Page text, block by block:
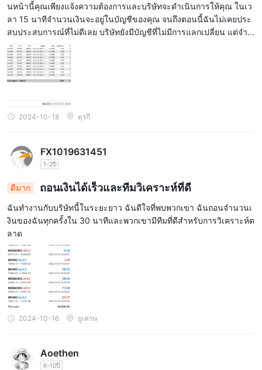
นหน้านี้คุณเพียงแจ้งความต้องการและบริษัทจะดำเนินการให้คุณ ในเว
ลา 15 นาทีจำนวนเงินจะอยู่ในบัญชีของคุณ จนถึงตอนนี้ฉันไม่เคยประ
สบประสบการณ์ที่ไม่ดีเลย บริษัทยังมีบัญชีที่ไม่มีการแลกเปลี่ยน แต่จำเ
ป็นต้องมีการหมุนเวียนล็อตเพียงพอที่จะเป็นค่าใช้จ่ายสำหรับการแลกเป
ลี่ยน และบริษัทจะชี้แจงความต้องการของลูกค้าเพื่อให้เลือกประเภทบัญ
ชีได้อย่างซื่อสัตย์
2024-10-18 ตุรกี
FX1019631451
1-2ปี
ดีมาก ถอนเงินได้เร็วและทีมวิเคราะห์ที่ดี
ฉันทำงานกับบริษัทนี้ในระยะยาว ฉันดีใจที่พบพวกเขา ฉันถอนจำนวนเ
งินของฉันทุกครั้งใน 30 นาทีและพวกเขามีทีมที่ดีสำหรับการวิเคราะห์ต
ลาด
2024-10-16 ยูเครน
Aoethen
6-10ปี